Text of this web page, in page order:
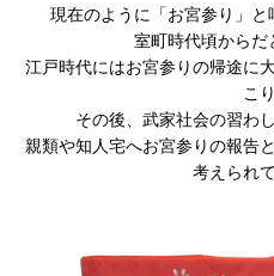
現在のように「お宮参り」と
室町時代頃からだ
江戸時代にはお宮参りの帰途に
こり
その後、武家社会の習わ
親類や知人宅へお宮参りの報告
考えられ